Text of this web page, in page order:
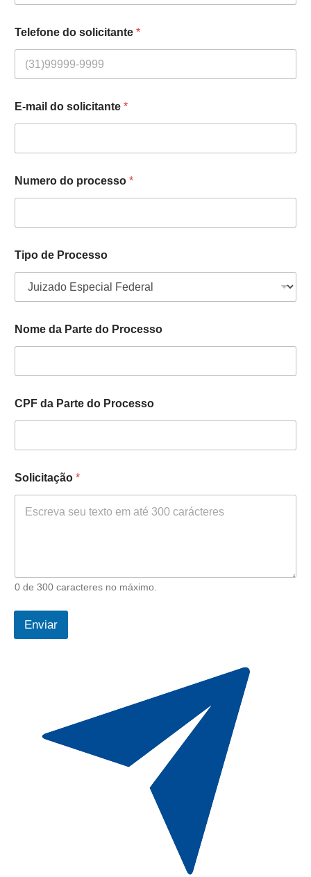
Telefone do solicitante *
E-mail do solicitante *
Numero do processo *
Tipo de Processo
Nome da Parte do Processo
CPF da Parte do Processo
Solicitação *
0 de 300 caracteres no máximo.
Enviar